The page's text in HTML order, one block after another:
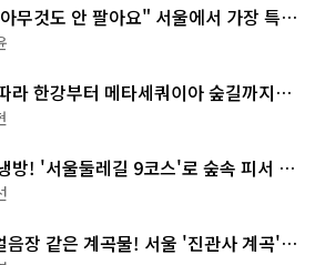
무것도 안 팔아요" 서울에서 가장 특별
라 한강부터 메타세쿼이아 숲길까지…
스
방! '서울둘레길 9코스'로 숲속 피서 떠
음장 같은 계곡물! 서울 '진관사 계곡'이